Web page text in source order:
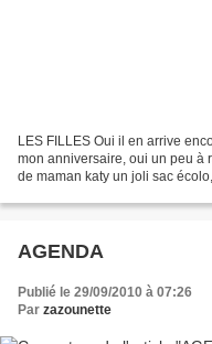
LES FILLES Oui il en arrive
mon anniversaire, oui un peu à
de maman katy un joli sac
AGENDA
Publié le 29/09/2010 à 07:26
Par zazounette